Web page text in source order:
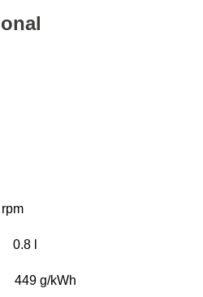
0.8 l
449 g/kWh